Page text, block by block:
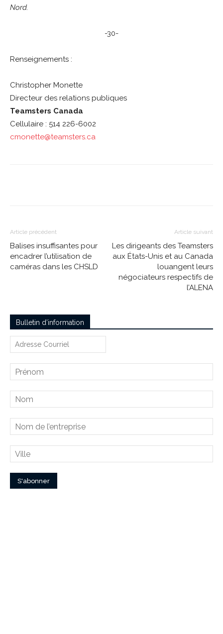
Nord.
-30-
Renseignements :
Christopher Monette
Directeur des relations publiques
Teamsters Canada
Cellulaire : 514 226-6002
cmonette@teamsters.ca
Article précédent
Balises insuffisantes pour
encadrer l’utilisation de
caméras dans les CHSLD
Article suivant
Les dirigeants des Teamsters
aux États-Unis et au Canada
louangent leurs
négociateurs respectifs de
l’ALENA
Bulletin d’information